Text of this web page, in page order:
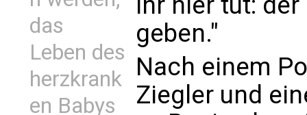
das
Leben des
herzkrank
en Babys
geben."
Nach einem
Ziegler und